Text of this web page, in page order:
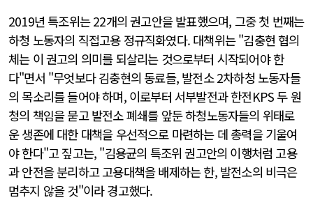
2019년 특조위는 22개의 권고안을 발표했으며, 그중 첫 번째는
하청 노동자의 직접고용 정규직화였다. 대책위는 "김충현 협의
체는 이 권고의 의미를 되살리는 것으로부터 시작되어야 한
다"면서 "무엇보다 김충현의 동료들, 발전소 2차하청 노동자들
의 목소리를 들어야 하며, 이로부터 서부발전과 한전KPS 두 원
청의 책임을 묻고 발전소 폐쇄를 앞둔 하청노동자들의 위태로
운 생존에 대한 대책을 우선적으로 마련하는 데 총력을 기울여
야 한다"고 짚고는, "김용균의 특조위 권고안의 이행처럼 고용
과 안전을 분리하고 고용대책을 배제하는 한, 발전소의 비극은
멈추지 않을 것"이라 경고했다.